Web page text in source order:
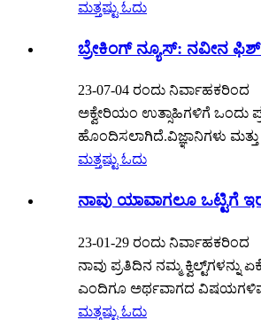
ಮತ್ತಷ್ಟು ಓದು
ಬ್ರೇಕಿಂಗ್ ನ್ಯೂಸ್: ನವೀನ ಫಿಶ್
23-07-04 ರಂದು ನಿರ್ವಾಹಕರಿಂದ
ಅಕ್ವೇರಿಯಂ ಉತ್ಸಾಹಿಗಳಿಗೆ ಒಂದು
ಹೊಂದಿಸಲಾಗಿದೆ.ವಿಜ್ಞಾನಿಗಳು
ಮತ್ತಷ್ಟು ಓದು
ನಾವು ಯಾವಾಗಲೂ ಒಟ್ಟಿಗೆ
23-01-29 ರಂದು ನಿರ್ವಾಹಕರಿಂದ
ನಾವು ಪ್ರತಿದಿನ ನಮ್ಮ
ಎಂದಿಗೂ ಅರ್ಥವಾಗದ
ಮತ್ತಷ್ಟು ಓದು